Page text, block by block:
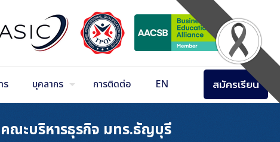
ร บุคลากร การติดต่อ EN สมัครเรียน
คณะบริหารธุรกิจ มทร.ธัญบุรี